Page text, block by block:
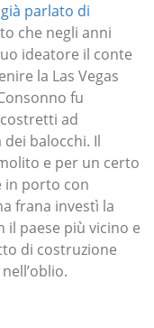
parlato di
che negli anni
ideatore il conte
la Las Vegas
fu
ad
balocchi. Il
e per un certo
in porto con
frana investì la
il paese più vicino e
di costruzione